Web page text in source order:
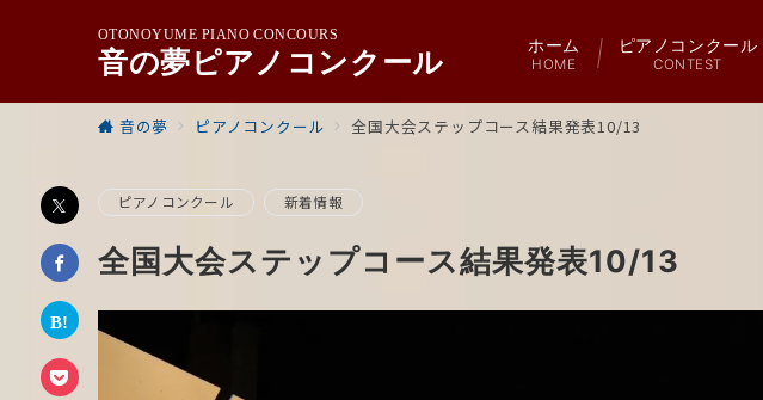
OTONOYUME PIANO CONCOURS
音の夢ピアノコンクール
ホーム
HOME
ピアノコンクール
CONTEST
音の夢 ピアノコンクール 全国大会ステップコース結果発表10/13
ピアノコンクール 新着情報
全国大会ステップコース結果発表10/13